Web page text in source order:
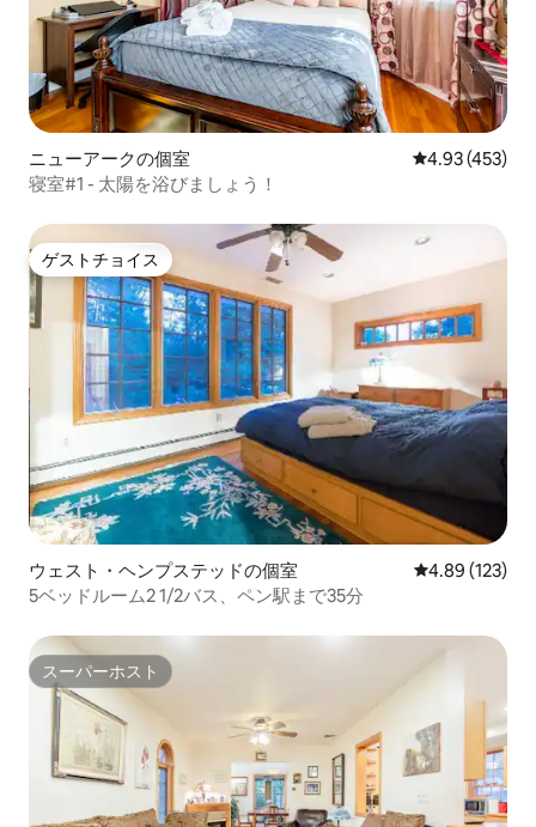
ニューアークの個室 レビュー453
4.93 (453)
寝室#1 - 太陽を浴びましょう！
ゲストチョイス
ゲストチョイス
ウェスト・ヘンプステッドの個室 レビュー123
4.89 (123)
5ベッドルーム2 1/2バス、ペン駅まで35分
スーパーホスト
スーパーホスト